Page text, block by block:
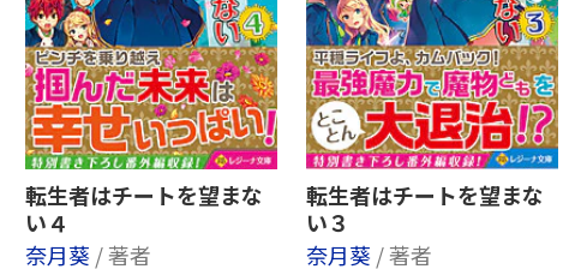
転生者はチートを望まな
い４
奈月葵 / 著者
転生者はチートを望まな
い３
奈月葵 / 著者